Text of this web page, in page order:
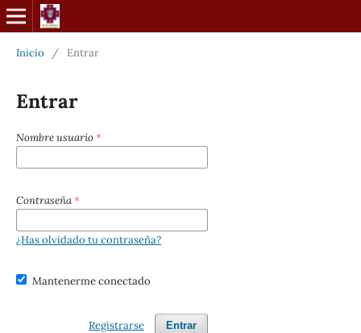
Inicio / Entrar
Entrar
Nombre usuario *
Contraseña *
¿Has olvidado tu contraseña?
Mantenerme conectado
Entrar
Registrarse